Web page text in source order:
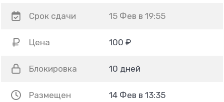
Срок сдачи 15 Фев в 19:55
Цена 100 ₽
Блокировка 10 дней
Размещен 14 Фев в 13:35